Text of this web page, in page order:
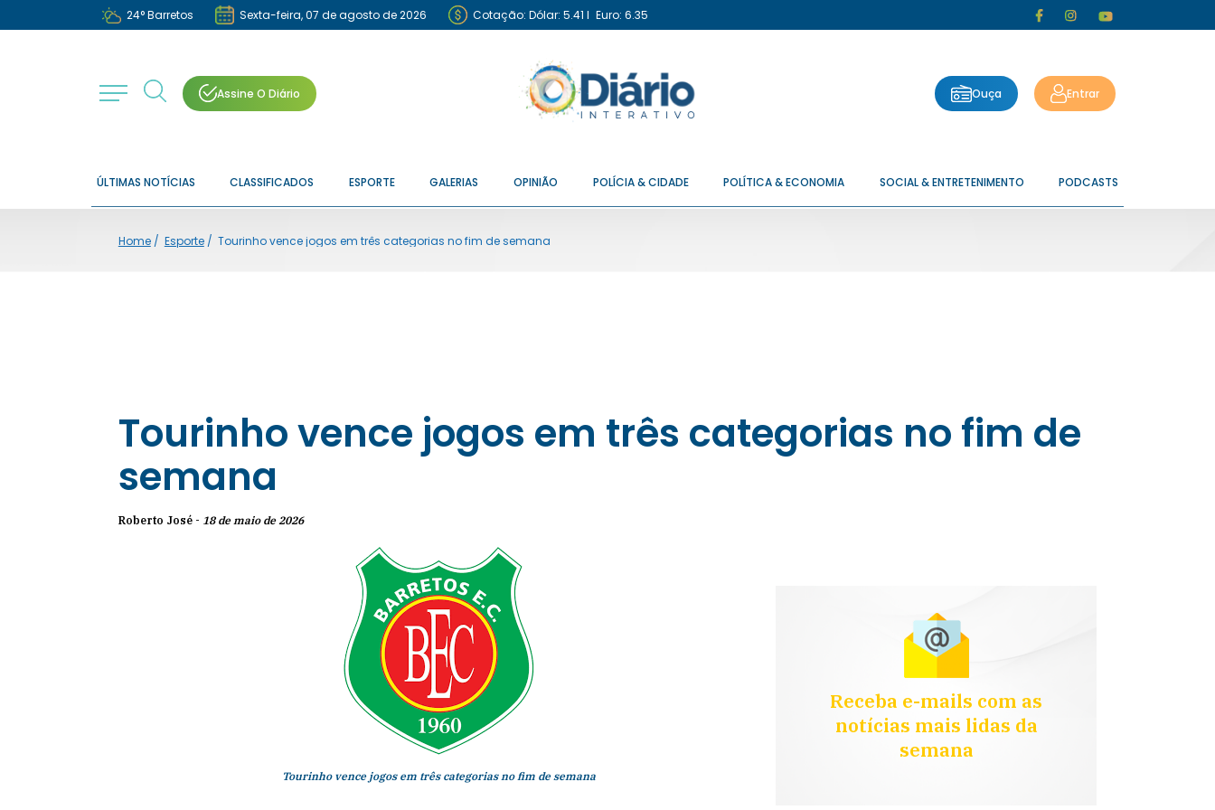
24°Barretos Sexta-feira, 07 de agosto de 2026 Cotação: Dólar: 5.41 I Euro: 6.35
Assine O Diário Ouça Entrar
ÚLTIMAS NOTÍCIAS CLASSIFICADOS ESPORTE GALERIAS OPINIÃO POLÍCIA & CIDADE POLÍTICA & ECONOMIA SOCIAL & ENTRETENIMENTO PODCASTS
Home/ Esporte/ Tourinho vence jogos em três categorias no fim de semana
Tourinho vence jogos em três categorias no fim de
semana
Roberto José - 18 de maio de 2026
Tourinho vence jogos em três categorias no fim de semana
Receba e-mails com as
notícias mais lidas da
semana